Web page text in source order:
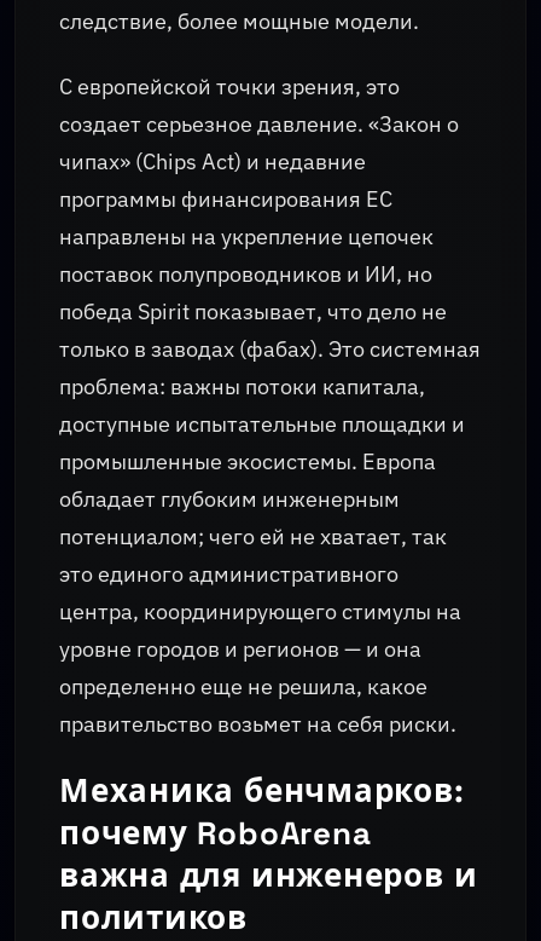
следствие, более мощные модели.
С европейской точки зрения, это
создает серьезное давление. «Закон о
чипах» (Chips Act) и недавние
программы финансирования ЕС
направлены на укрепление цепочек
поставок полупроводников и ИИ, но
победа Spirit показывает, что дело не
только в заводах (фабах). Это системная
проблема: важны потоки капитала,
доступные испытательные площадки и
промышленные экосистемы. Европа
обладает глубоким инженерным
потенциалом; чего ей не хватает, так
это единого административного
центра, координирующего стимулы на
уровне городов и регионов — и она
определенно еще не решила, какое
правительство возьмет на себя риски.
Механика бенчмарков:
почему RoboArena
важна для инженеров и
политиков